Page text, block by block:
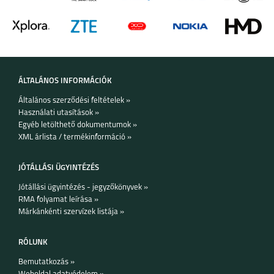
IPHONE 16E IPHONE 16 PRO MAX
IPHONE 16 PRO
Készleten:
KOSÁRBA TESZEM
ÁLTALÁNOS INFORMÁCIÓK
Általános szerződési feltételek »
Használati utasítások »
Egyéb letölthető dokumentumok »
XML árlista / termékinformáció »
JÓTÁLLÁSI ÜGYINTÉZÉS
Jótállási ügyintézés - jegyzőkönyvek »
RMA folyamat leírása »
Márkánkénti szervízek listája »
RÓLUNK
Bemutatkozás »